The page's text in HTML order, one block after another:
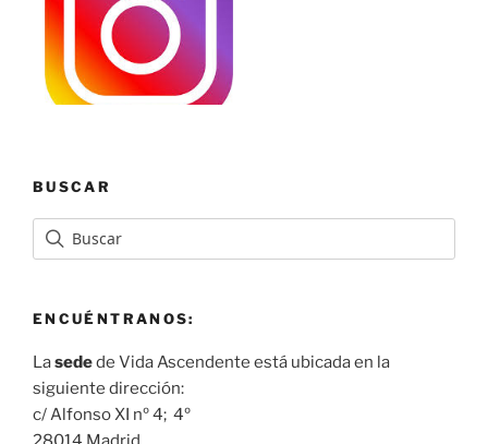
BUSCAR
ENCUÉNTRANOS:
Lasedede Vida Ascendente está ubicada en la
siguiente dirección:
c/ Alfonso XI nº 4; 4º